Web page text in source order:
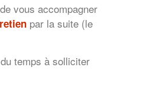
vous accompagner
par la suite (le
temps à solliciter